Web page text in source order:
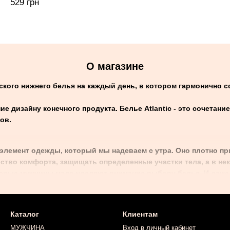
529 грн
О магазине
нижнего белья на каждый день, в котором гармонично
дизайну конечного продукта. Белье Atlantic - это
одежды, который мы надеваем с утра. Оно плотно
комфорта, защищать определенные участки тела, а в
специально для ежедневного использования, чтобы вам
Каталог
МУЖЧИНА
Клиентам
Вход в личный кабинет